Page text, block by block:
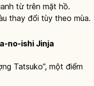
từ trên mặt hồ.
thay đổi tùy theo mùa.
no-ishi Jinja
Tatsuko”, một điểm